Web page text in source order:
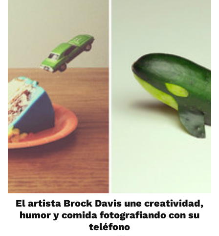
El artista Brock Davis une creatividad,
humor y comida fotografiando con su
teléfono